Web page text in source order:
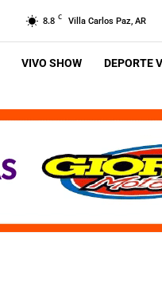
8.8 C Villa Carlos Paz, AR
VIVO SHOW DEPORTE